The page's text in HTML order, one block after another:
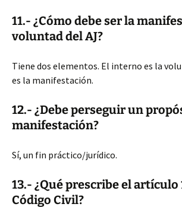
11.- ¿Cómo debe ser la
voluntad del AJ?
Tiene dos elementos. El interno es la
es la manifestación.
12.- ¿Debe perseguir un
manifestación?
Sí, un fin práctico/jurídico.
13.- ¿Qué prescribe el artículo
Código Civil?